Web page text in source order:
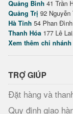
Quảng Bình 41 Trần
Quảng Trị 92
Hà Tĩnh 54 Phan
Thanh Hóa 177 Lê
Xem thêm chi
TRỢ GIÚP
Đặt hàng và
Quy định giao